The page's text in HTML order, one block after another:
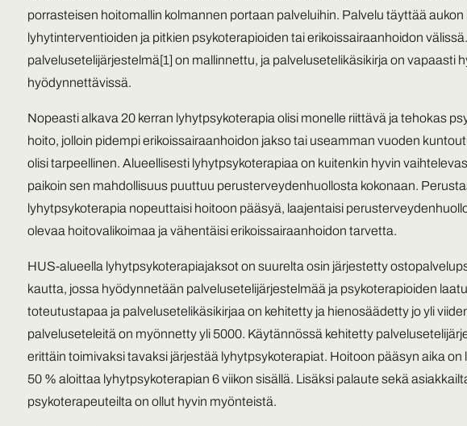
porrasteisen hoitomallin kolmannen portaan palveluihin. Palvelu täyttää aukon
lyhytinterventioiden ja pitkien psykoterapioiden tai erikoissairaanhoidon
palvelusetelijärjestelmä[1] on mallinnettu, ja palvelusetelikäsikirja on vapaasti
hyödynnettävissä.
Nopeasti alkava 20 kerran lyhytpsykoterapia olisi monelle riittävä ja tehokas
hoito, jolloin pidempi erikoissairaanhoidon jakso tai useamman vuoden
olisi tarpeellinen. Alueellisesti lyhytpsykoterapiaa on kuitenkin hyvin
paikoin sen mahdollisuus puuttuu perusterveydenhuollosta kokonaan.
lyhytpsykoterapia nopeuttaisi hoitoon pääsyä, laajentaisi
olevaa hoitovalikoimaa ja vähentäisi erikoissairaanhoidon tarvetta.
HUS-alueella lyhytpsykoterapiajaksot on suurelta osin järjestetty
kautta, jossa hyödynnetään palvelusetelijärjestelmää ja psykoterapioiden
toteutustapaa ja palvelusetelikäsikirjaa on kehitetty ja hienosäädetty jo yli
palveluseteleitä on myönnetty yli 5000. Käytännössä kehitetty
erittäin toimivaksi tavaksi järjestää lyhytpsykoterapiat. Hoitoon pääsyn aika on
50 % aloittaa lyhytpsykoterapian 6 viikon sisällä. Lisäksi palaute sekä
psykoterapeuteilta on ollut hyvin myönteistä.